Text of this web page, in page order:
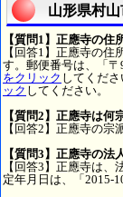
山形県村
【質問1】正應寺の住
【回答1】正應寺の
す。郵便番号は、「〒
をクリック してくださ
ック してください。
【質問2】正應寺は何
【回答2】正應寺の宗
【質問3】正應寺の法
【回答3】正應寺は
定年月日は、「2015-